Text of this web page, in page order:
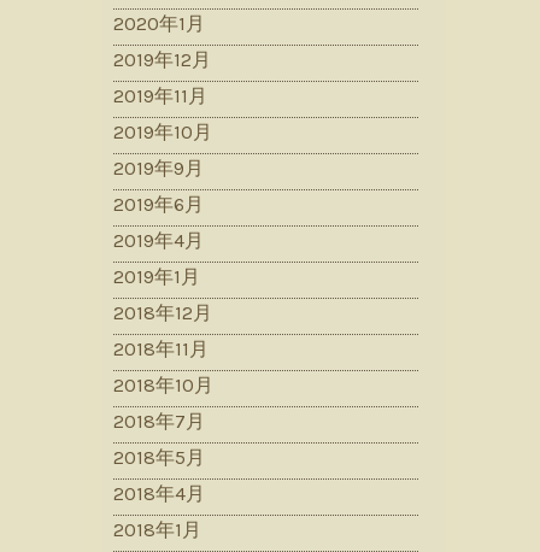
2020年1月
2019年12月
2019年11月
2019年10月
2019年9月
2019年6月
2019年4月
2019年1月
2018年12月
2018年11月
2018年10月
2018年7月
2018年5月
2018年4月
2018年1月